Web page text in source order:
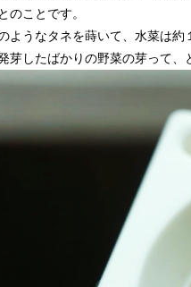
のことです。
ようなタネを蒔いて、水菜は